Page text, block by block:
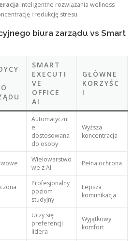
Inteligentne rozwiązania wellness
i redukcję stresu.
biura zarządu vs Smart
SMART
EXECUTI
VE
OFFICE
AI
GŁÓWNE
KORZYŚC
I
Automatyczni
e
dostosowana
do osoby
Wyższa
koncentracja
Wielowarstwo
we z AI
Pełna ochrona
Profesjonalny
poziom
studyjny
Lepsza
komunikacja
Uczy się
preferencji
lidera
Wyjątkowy
komfort